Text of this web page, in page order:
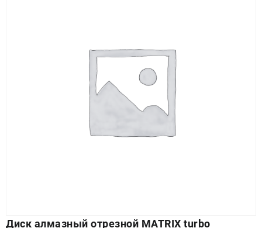
Диск алмазный отрезной MATRIX turbo